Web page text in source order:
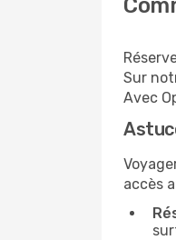
Sur
Avec
accès